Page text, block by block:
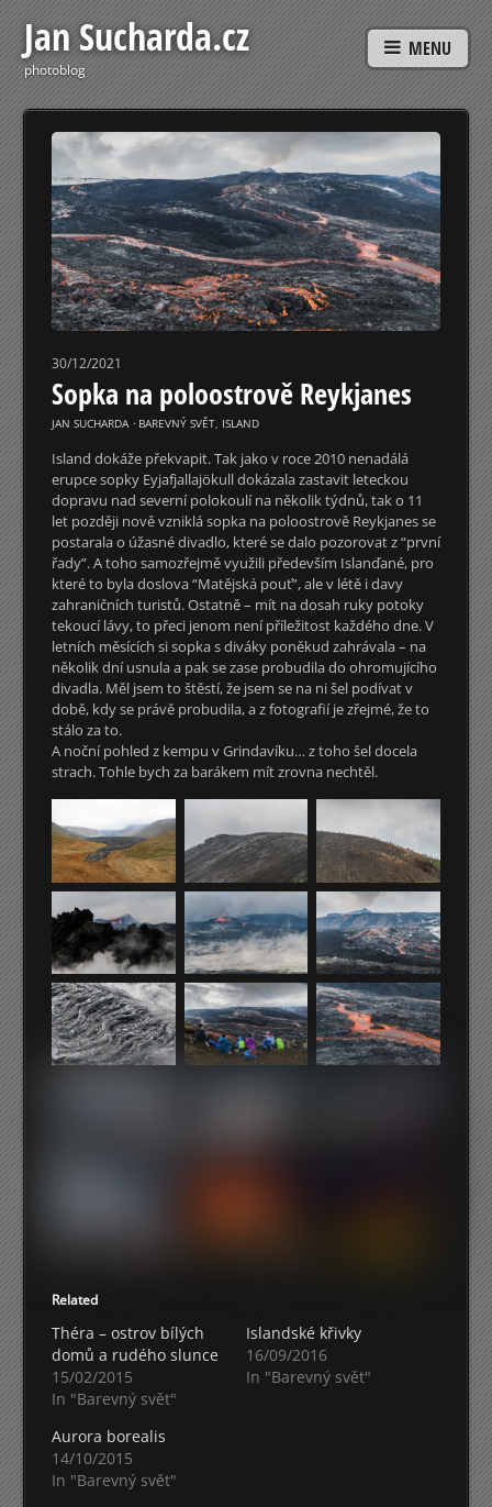
Jan Sucharda.cz
photoblog
MENU
30/12/2021
Sopka na poloostrově Reykjanes
JAN SUCHARDA ⋅ BAREVNÝ SVĚT, ISLAND
Island dokáže překvapit. Tak jako v roce 2010 nenadálá
erupce sopky Eyjafjallajökull dokázala zastavit leteckou
dopravu nad severní polokoulí na několik týdnů, tak o 11
let později nově vzniklá sopka na poloostrově Reykjanes se
postarala o úžasné divadlo, které se dalo pozorovat z “první
řady”. A toho samozřejmě využili především Islanďané, pro
které to byla doslova “Matějská pouť”, ale v létě i davy
zahraničních turistů. Ostatně – mít na dosah ruky potoky
tekoucí lávy, to přeci jenom není příležitost každého dne. V
letních měsících si sopka s diváky poněkud zahrávala – na
několik dní usnula a pak se zase probudila do ohromujícího
divadla. Měl jsem to štěstí, že jsem se na ni šel podívat v
době, kdy se právě probudila, a z fotografií je zřejmé, že to
stálo za to.
A noční pohled z kempu v Grindavíku… z toho šel docela
strach. Tohle bych za barákem mít zrovna nechtěl.
Related
Théra – ostrov bílých
domů a rudého slunce
15/02/2015
In "Barevný svět"
Islandské křivky
16/09/2016
In "Barevný svět"
Aurora borealis
14/10/2015
In "Barevný svět"